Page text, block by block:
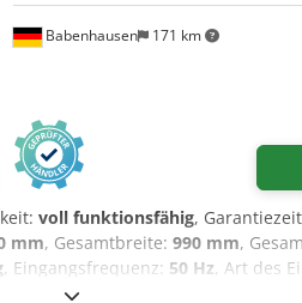
Babenhausen 171 km
voll funktionsfähig,
mm, Gesamtbreite: 990 mm,
, Eingangsfrequenz: 50 Hz, Art des
SM2-380 S Kapazität: mind. 50 -